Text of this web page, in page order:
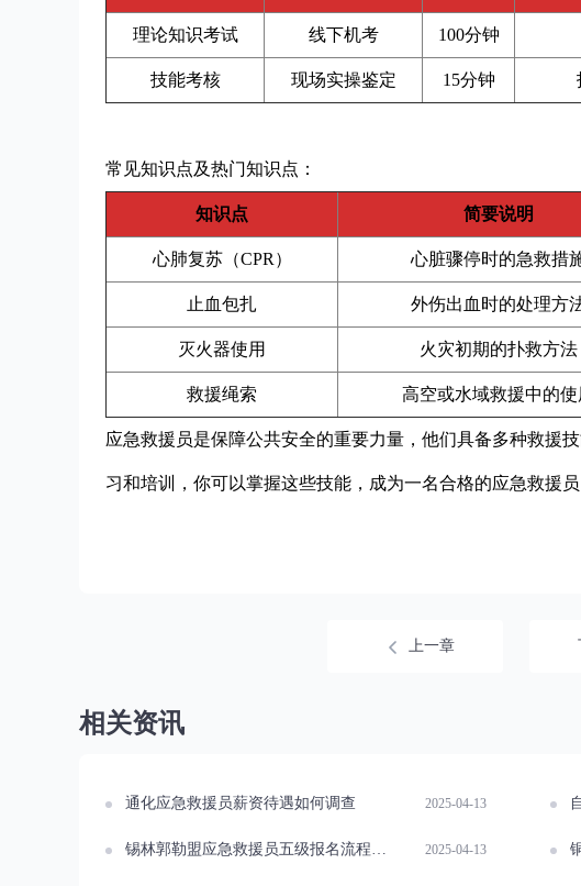
理论知识考试 线下机考 100分钟
技能考核 现场实操鉴定 15分钟
常见知识点及热门知识点：
知识点 简要说明
心肺复苏（CPR） 心脏骤停时的急救措
止血包扎 外伤出血时的处理方
灭火器使用 火灾初期的扑救方法
救援绳索 高空或水域救援中的使
应急救援员是保障公共安全的重要力量，他们具备多种救援
习和培训，你可以掌握这些技能，成为一名合格的应急救援
上一章
相关资讯
通化应急救援员薪资待遇如何调查 2025-04-13
锡林郭勒盟应急救援员五级报名流程指南 2025-04-13